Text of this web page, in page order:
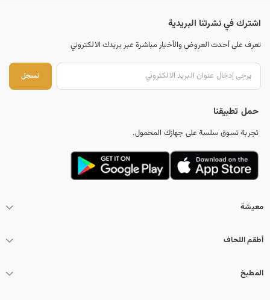
اشترك في نشرتنا البريدية
تعرف على أحدث العروض والأخبار مباشرة عبر بريدك الالكتروني
تسجل
حمل تطبيقنا
تجربة تسوق سلسة على جهازك المحمول.
معيشة
أطقم اللحاف
المطبخ